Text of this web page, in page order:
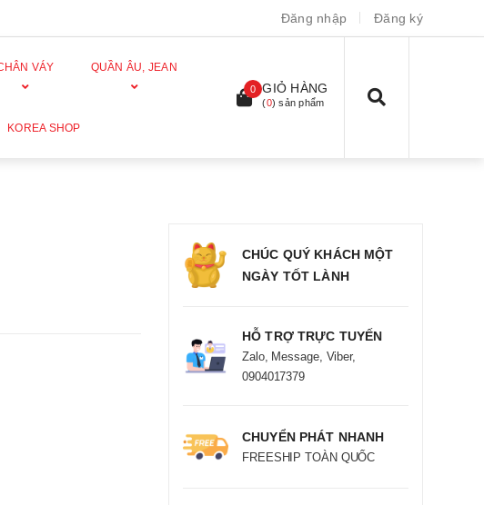
Đăng nhập Đăng ký
VÁY QUẦN ÂU, JEAN
KOREA SHOP
0 GIỎ HÀNG
(0) sản phẩm
CHÚC QUÝ KHÁCH MỘT
NGÀY TỐT LÀNH
HỖ TRỢ TRỰC TUYẾN
Zalo, Message, Viber,
0904017379
CHUYỂN PHÁT NHANH
FREESHIP TOÀN QUỐC